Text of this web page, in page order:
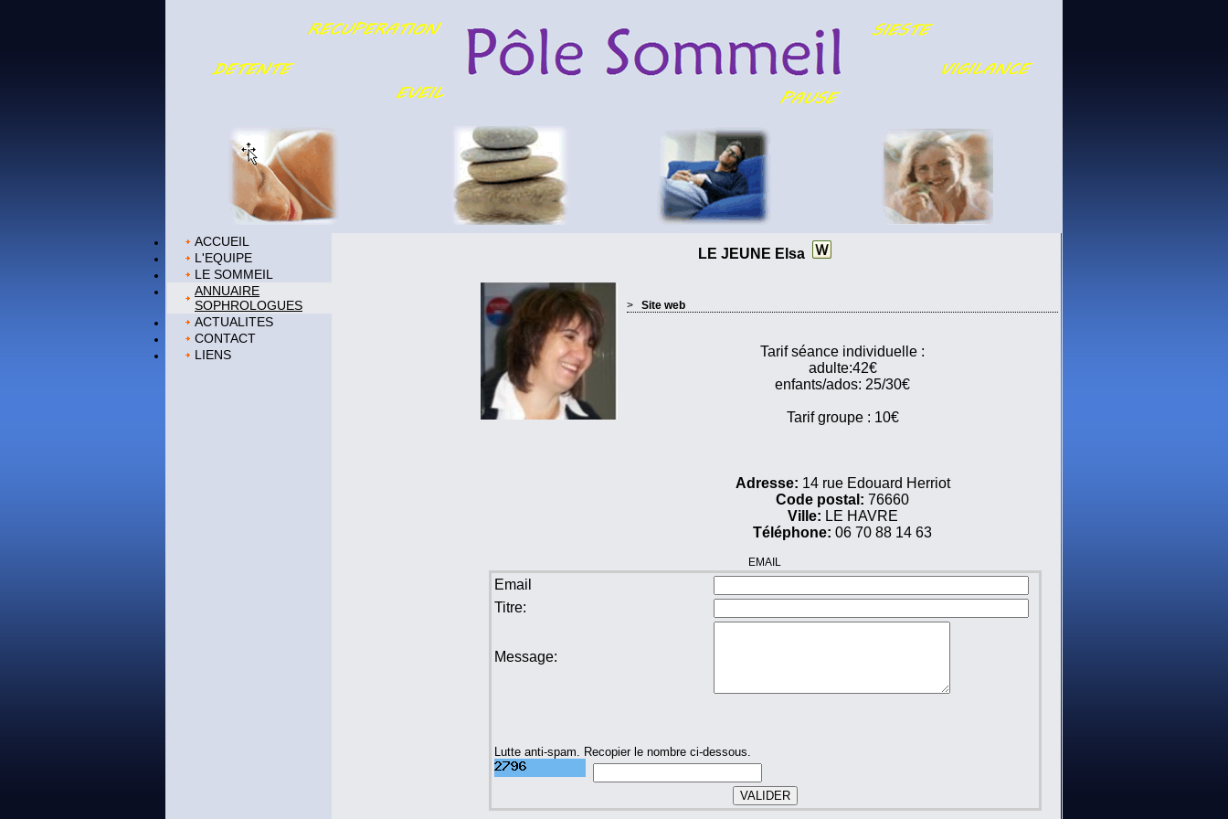
ACCUEIL
L'EQUIPE
LE SOMMEIL
ANNUAIRE
SOPHROLOGUES
ACTUALITES
CONTACT
LIENS
LE JEUNE Elsa
> Site web
Tarif séance individuelle :
adulte:42€
enfants/ados: 25/30€
Tarif groupe : 10€
Adresse: 14 rue Edouard Herriot
Code postal: 76660
Ville: LE HAVRE
Téléphone: 06 70 88 14 63
EMAIL
Email
Titre:
Message:
Lutte anti-spam. Recopier le nombre ci-dessous.